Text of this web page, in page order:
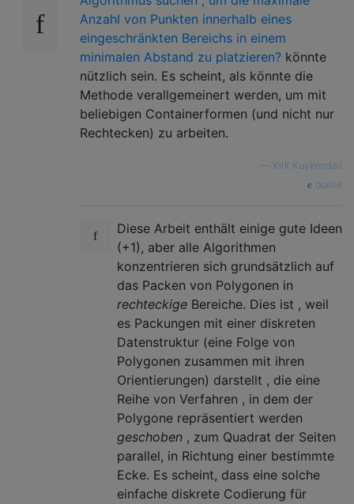
Anzahl von Punkten innerhalb eines
eingeschränkten Bereichs in einem
minimalen Abstand zu platzieren? könnte
nützlich sein. Es scheint, als könnte die
Methode verallgemeinert werden, um mit
beliebigen Containerformen (und nicht nur
Rechtecken) zu arbeiten.
Kirk Kuykendall
quelle
Diese Arbeit enthält einige gute Ideen
(+1), aber alle Algorithmen
konzentrieren sich grundsätzlich auf
das Packen von Polygonen in
rechteckige Bereiche. Dies ist , weil
es Packungen mit einer diskreten
Datenstruktur (eine Folge von
Polygonen zusammen mit ihren
Orientierungen) darstellt , die eine
Reihe von Verfahren , in dem der
Polygone repräsentiert werden
geschoben , zum Quadrat der Seiten
parallel, in Richtung einer bestimmte
Ecke. Es scheint, dass eine solche
einfache diskrete Codierung für